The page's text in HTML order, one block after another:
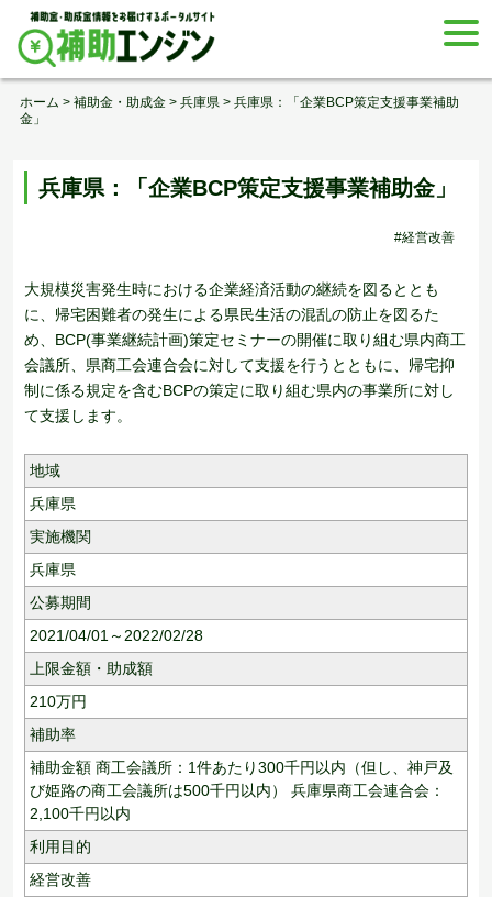
Skip
content
ホーム > 補助金・助成金 > 兵庫県 > 兵庫県：「企業BCP策定支援事業補助
金」
兵庫県：「企業BCP策定支援事業補助金」
#経営改善
大規模災害発生時における企業経済活動の継続を図るととも
に、帰宅困難者の発生による県民生活の混乱の防止を図るた
め、BCP(事業継続計画)策定セミナーの開催に取り組む県内商工
会議所、県商工会連合会に対して支援を行うとともに、帰宅抑
制に係る規定を含むBCPの策定に取り組む県内の事業所に対し
て支援します。
地域
兵庫県
実施機関
兵庫県
公募期間
2021/04/01～2022/02/28
上限金額・助成額
210万円
補助率
補助金額 商工会議所：1件あたり300千円以内（但し、神戸及
び姫路の商工会議所は500千円以内） 兵庫県商工会連合会：
2,100千円以内
利用目的
経営改善